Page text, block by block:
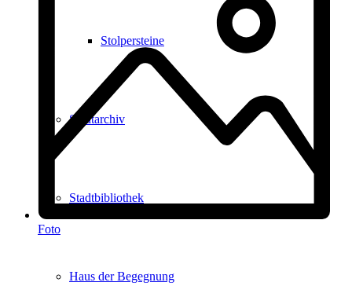
Stolpersteine
Stadtarchiv
Stadtbibliothek
Haus der Begegnung
Foto